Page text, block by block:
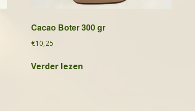
Cacao Boter 300 gr
€10,25
Verder lezen